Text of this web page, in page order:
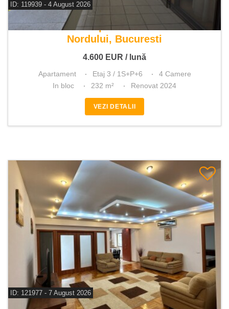
ID: 119939 - 4 August 2026
De inchiriat apartament 4 camere
Nordului, Bucuresti
4.600 EUR / lună
Apartament Etaj 3 / 1S+P+6
4 Camere
In bloc
232 m² Renovat 2024
VEZI DETALII
ID: 121977 - 7 August 2026